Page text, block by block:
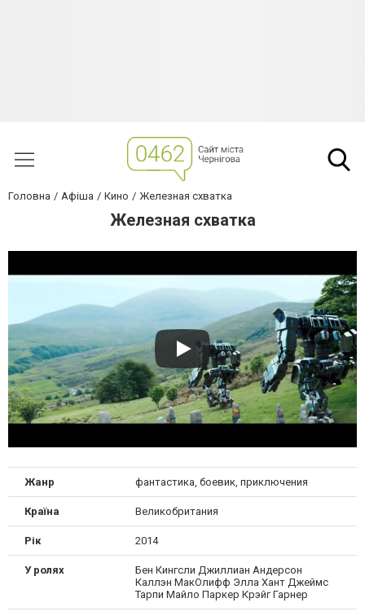
Головна Афіша Кино Железная схватка
Железная схватка
Жанр фантастика, боевик, приключения
Країна Великобритания
Рік 2014
У ролях
Бен Кингсли Джиллиан Андерсон
Каллэн МакОлифф Элла Хант Джеймс
Тарпи Майло Паркер Крэйг Гарнер